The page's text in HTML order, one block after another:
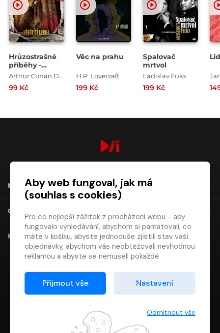
Hrůzostrašné
příběhy -
Vřeštící lebkaArthur Conan Doyle
99 Kč
Věc na prahu
H.P. Lovecraft
199 Kč
Spalovač
mrtvol
Ladislav Fuks
199 Kč
NÁKUP
O SPOLEČNOSTI
KONTAKT
Aby web fungoval, jak má
(souhlas s cookies)
Pro co nejlepší zážitek z procházení webu - aby
fungovalo vyhledávání, abychom si pamatovali, co
máte v košíku, abyste jednoduše zjistili stav vaší
objednávky, abychom vás neobtěžovali nevhodnou
reklamou a abyste se nemuseli pokaždé
Proto od vás potřebujeme souhlas se
zpracováním souborů cookies
Děkujeme, že nám ho dáte a pomůžete nám tak
Přijmout vše Nastavení
Odmítnout vše